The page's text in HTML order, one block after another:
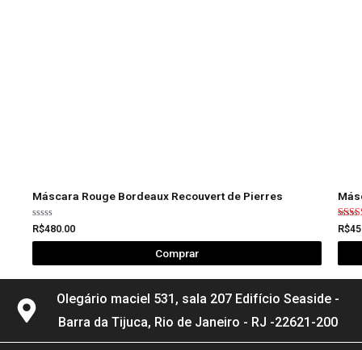
Máscara Rouge Bordeaux Recouvert de Pierres
Avaliação
0
de
R$480.00
Comprar
5.00
de 5
R$
Olegário maciel 531, sala 207 Edifício Seaside -
Barra da Tijuca, Rio de Janeiro - RJ -22621-200